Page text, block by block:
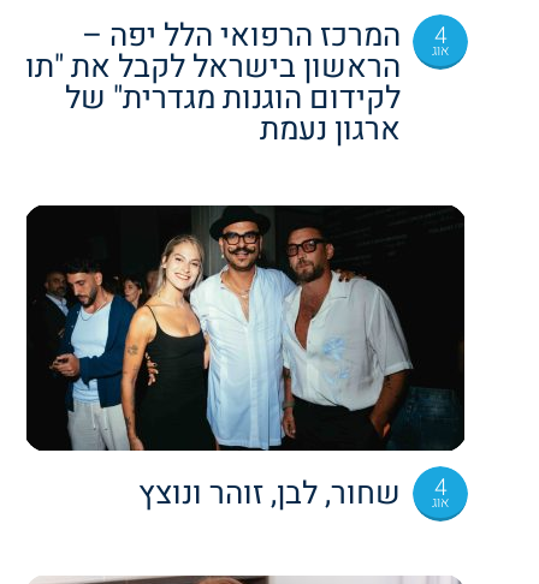
4
אוג המרכז הרפואי הלל יפה –
הראשון בישראל לקבל את "תו
לקידום הוגנות מגדרית" של
ארגון נעמת
4
אוג שחור, לבן, זוהר ונוצץ